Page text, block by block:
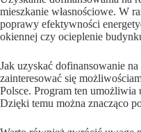
mieszkanie własnościowe. W
poprawy efektywności
okiennej czy ocieplenie
Jak uzyskać dofinansowanie
zainteresować się
Polsce. Program ten umożliwia
Dzięki temu można znacząco